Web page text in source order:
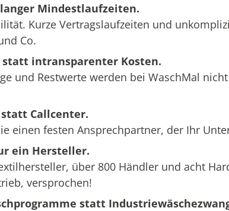
Mindestlaufzeiten.
Kurze Vertragslaufzeiten und
Co.
intransparenter Kosten.
und Restwerte werden bei WaschMal
Callcenter.
einen festen Ansprechpartner, der Ihr
ein Hersteller.
über 800 Händler und acht
versprochen!
statt